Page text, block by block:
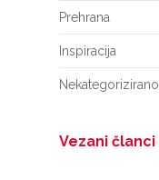
Prehrana
Inspiracija
Nekategorizirano
Vezani članci